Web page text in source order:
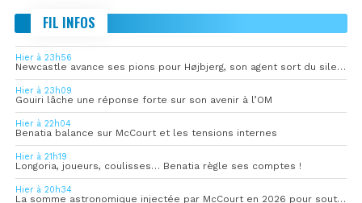
FIL INFOS
Hier à 23h56
Newcastle avance ses pions pour Højbjerg, son agent sort du silence
Hier à 23h09
Gouiri lâche une réponse forte sur son avenir à l’OM
Hier à 22h04
Benatia balance sur McCourt et les tensions internes
Hier à 21h19
Longoria, joueurs, coulisses… Benatia règle ses comptes !
Hier à 20h34
La somme astronomique injectée par McCourt en 2026 pour soutenir l’OM